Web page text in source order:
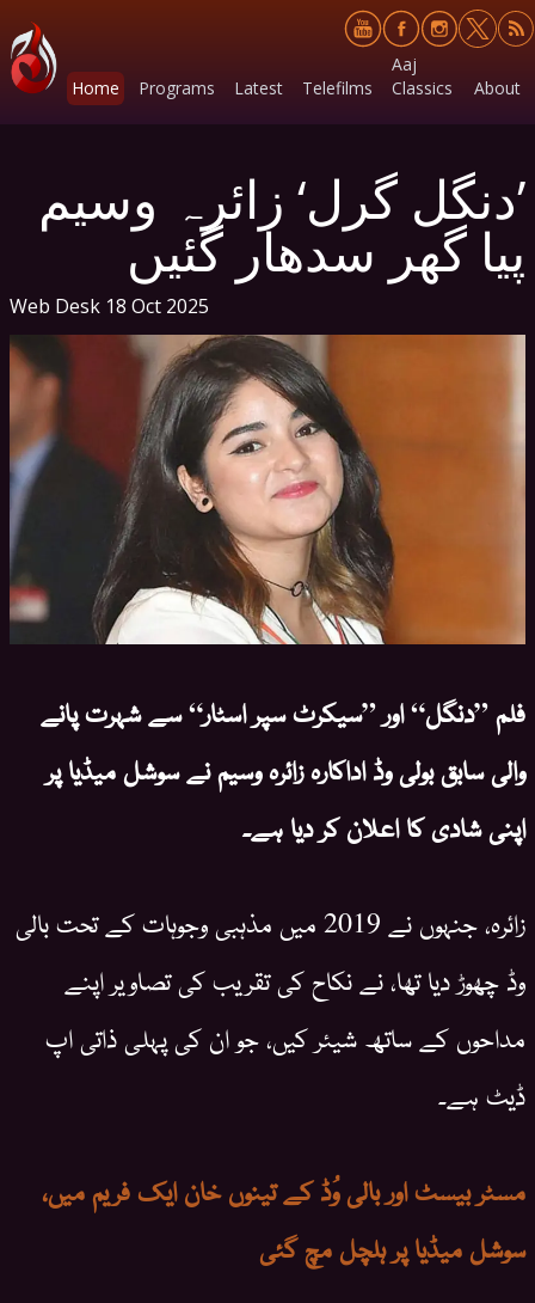
Home Programs Latest Telefilms
Aaj
Classics
About
’دنگل گرل‘ زائرہ وسیم
پیا گھر سدھار گئیں
Web Desk 18 Oct 2025
فلم ”دنگل“ اور ”سیکرٹ سپر اسٹار“ سے شہرت پانے
والی سابق بولی وڈ اداکارہ زائرہ وسیم نے سوشل میڈیا پر
اپنی شادی کا اعلان کر دیا ہے۔
زائرہ، جنہوں نے 2019 میں مذہبی وجوہات کے تحت بالی
وڈ چھوڑ دیا تھا، نے نکاح کی تقریب کی تصاویر اپنے
مداحوں کے ساتھ شیئر کیں، جو ان کی پہلی ذاتی اپ
ڈیٹ ہے۔
مسٹر بیسٹ اور بالی وُڈ کے تینوں خان ایک فریم میں،
سوشل میڈیا پر ہلچل مچ گئی